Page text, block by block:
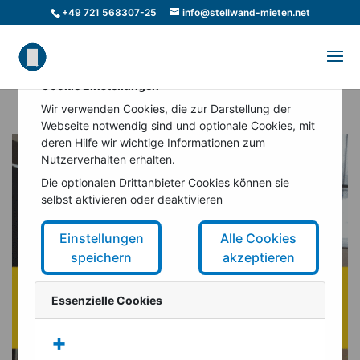
Wir verwenden Cookies, die zur Darstellung der
Webseite notwendig sind und optionale Cookies, mit
deren Hilfe wir wichtige Informationen zum
Nutzerverhalten erhalten.
Die optionalen Drittanbieter Cookies können sie
selbst aktivieren oder deaktivieren
Einstellungen
speichern
Alle Cookies
akzeptieren
Essenzielle Cookies
+
+49 721 568307-25 info@stellwand-mieten.net